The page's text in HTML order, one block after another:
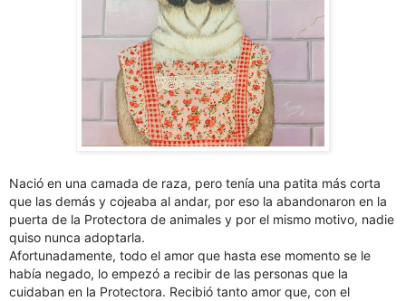
Nació en una camada de raza, pero tenía una patita más corta
que las demás y cojeaba al andar, por eso la abandonaron en la
puerta de la Protectora de animales y por el mismo motivo, nadie
quiso nunca adoptarla.
Afortunadamente, todo el amor que hasta ese momento se le
había negado, lo empezó a recibir de las personas que la
cuidaban en la Protectora. Recibió tanto amor que, con el